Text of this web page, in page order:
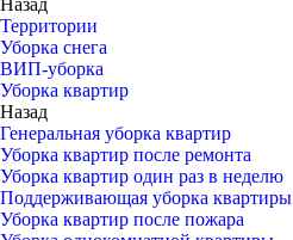
Назад
Территории
Уборка снега
ВИП-уборка
Уборка квартир
Назад
Генеральная уборка квартир
Уборка квартир после ремонта
Уборка квартир один раз в неделю
Поддерживающая уборка квартиры
Уборка квартир после пожара